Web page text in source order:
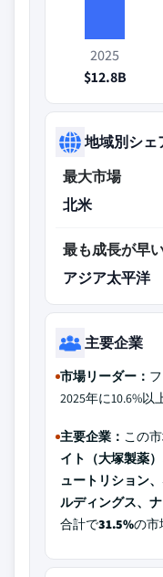
2025
$12.8B
地域別シェ
最大市場
北米
最も成長が早
アジア太平洋
主要企業
市場リーダー：
2025年に10.6%以
主要企業： この
イト（大塚製薬
ュートリション
ルディングス、
合計で31.5%の市